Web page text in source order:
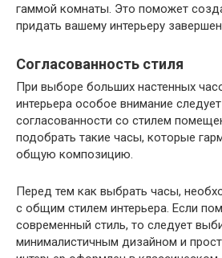
гаммой комнаты. Это поможет
придать вашему интерьеру
Согласованность стиля
При выборе больших настенных
интерьера особое внимание
согласованности со стилем
подобрать такие часы, которые
общую композицию.
Перед тем как выбрать часы,
с общим стилем интерьера. Если
современный стиль, то следует
минималистичным дизайном и